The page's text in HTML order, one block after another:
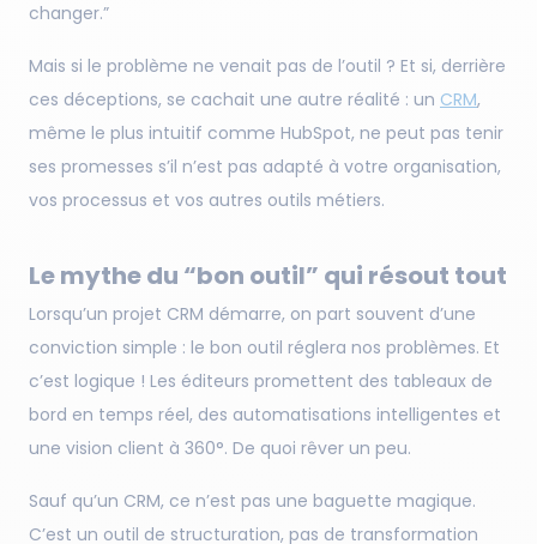
changer.”
Mais si le problème ne venait pas de l’outil ? Et si, derrière
ces déceptions, se cachait une autre réalité : un CRM,
même le plus intuitif comme HubSpot, ne peut pas tenir
ses promesses s’il n’est pas adapté à votre organisation,
vos processus et vos autres outils métiers.
Le mythe du “bon outil” qui résout tout
Lorsqu’un projet CRM démarre, on part souvent d’une
conviction simple : le bon outil réglera nos problèmes. Et
c’est logique ! Les éditeurs promettent des tableaux de
bord en temps réel, des automatisations intelligentes et
une vision client à 360°. De quoi rêver un peu.
Sauf qu’un CRM, ce n’est pas une baguette magique.
C’est un outil de structuration, pas de transformation